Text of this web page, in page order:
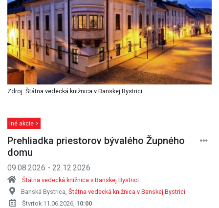
Zdroj: Štátna vedecká knižnica v Banskej Bystrici
Iné akcie >
Prehliadka priestorov bývalého Župného
domu
09.08.2026 - 22.12.2026
Štátna vedecká knižnica v Banskej Bystrici
Banská Bystrica, Štátna vedecká knižnica v Banskej Bystrici
Štvrtok 11.06.2026, 10:00